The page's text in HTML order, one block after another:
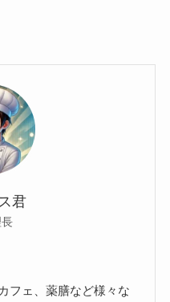
君
フェ、薬膳など様々な